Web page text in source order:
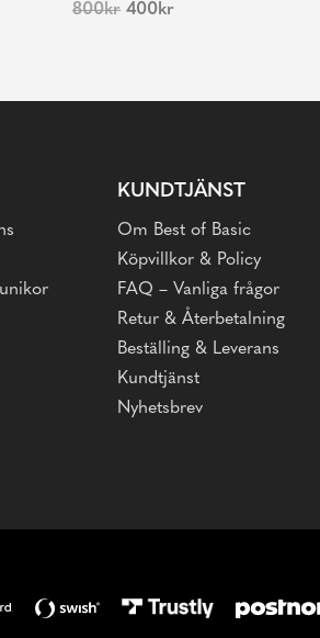
800kr 400kr
KUNDTJÄNST
Om Best of Basic
Köpvillkor & Policy
FAQ – Vanliga frågor
Retur & Återbetalning
Beställing & Leverans
Kundtjänst
Nyhetsbrev